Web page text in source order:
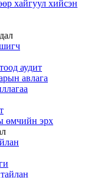
хайгуул хийсэн
аудит
авлага
өмчийн эрх